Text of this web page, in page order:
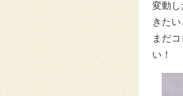
変動
きたい
まだ
い！